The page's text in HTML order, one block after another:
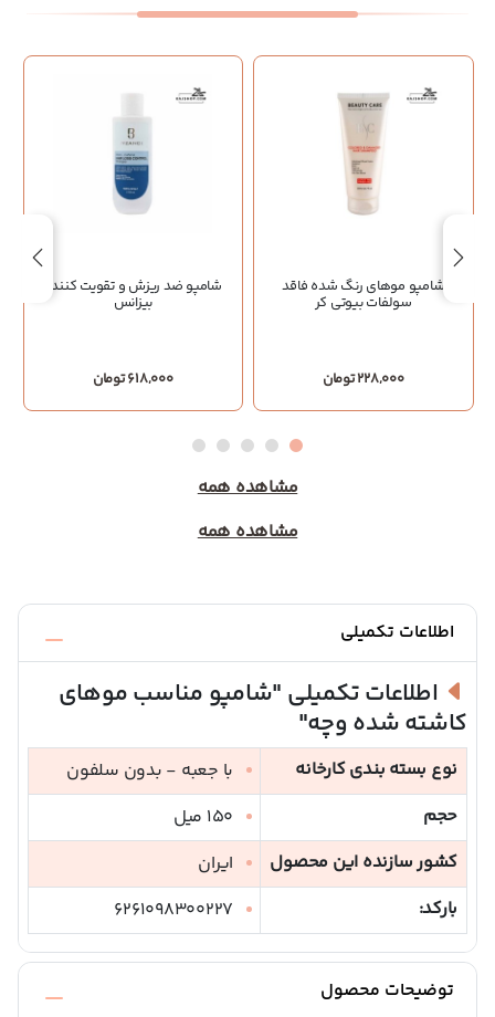
شامپو موهای رنگ شده فاقد
سولفات بیوتی کر
228,000 تومان
شامپو ضد ریزش و تقویت کننده
بیزانس
618,000 تومان
مشاهده همه
مشاهده همه
اطلاعات تکمیلی
اطلاعات تکمیلی "شامپو مناسب موهای
کاشته شده وچه"
نوع بسته بندی کارخانه
با جعبه - بدون سلفون
حجم
150 میل
کشور سازنده این محصول
ایران
بارکد:
6261098300227
توضیحات محصول